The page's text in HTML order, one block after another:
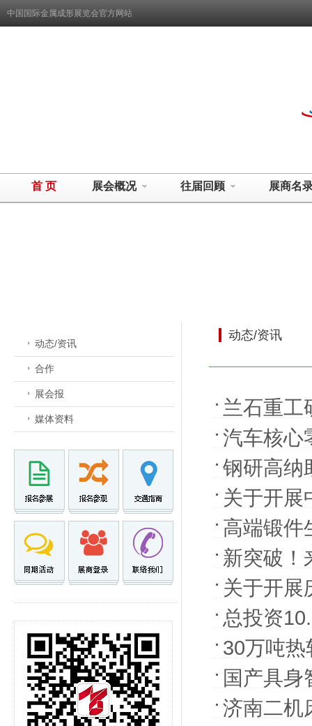
中国国际金属成形展览会官方网站
首 页 展会概况 往届回顾 展商名
动态/资讯
合作
展会报
媒体资料
动态/资讯
兰石重工
汽车核心
钢研高纳
关于开展
动的通知
高端锻件
新突破！
关于开展
立40周
总投资
30万吨
国产具身
济南二机